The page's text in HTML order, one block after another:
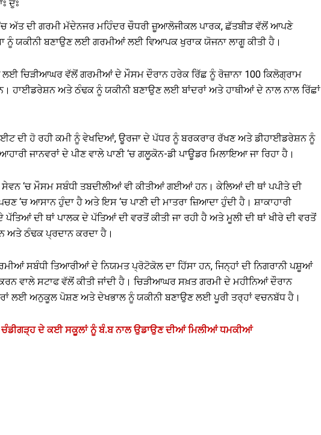
ਦੁਃ
ਅੱਤ ਦੀ ਗਰਮੀ ਮੱਦੇਨਜਰ ਮਹਿੰਦਰ ਚੌਧਰੀ ਜ਼ੂਆਲੋਜੀਕਲ ਪਾਰਕ, ਛੱਤਬੀੜ ਵੱਲੋਂ ਆਪਣੇ
ਨੂੰ ਯਕੀਨੀ ਬਣਾਉਣ ਲਈ ਗਰਮੀਆਂ ਲਈ ਵਿਆਪਕ ਖੁਰਾਕ ਯੋਜਨਾ ਲਾਗੂ ਕੀਤੀ ਹੈ।
ਲਈ ਚਿੜੀਆਘਰ ਵੱਲੋਂ ਗਰਮੀਆਂ ਦੇ ਮੌਸਮ ਦੌਰਾਨ ਹਰੇਕ ਰਿੱਛ ਨੂੰ ਰੋਜ਼ਾਨਾ 100 ਕਿਲੋਗ੍ਰਾਮ
ਹਾਈਡਰੇਸ਼ਨ ਅਤੇ ਠੰਢਕ ਨੂੰ ਯਕੀਨੀ ਬਣਾਉਣ ਲਈ ਬਾਂਦਰਾਂ ਅਤੇ ਹਾਥੀਆਂ ਦੇ ਨਾਲ ਨਾਲ ਰਿੱਛਾਂ
ਦੀ ਹੋ ਰਹੀ ਕਮੀ ਨੂੰ ਵੇਖਦਿਆਂ, ਊਰਜਾ ਦੇ ਪੱਧਰ ਨੂੰ ਬਰਕਰਾਰ ਰੱਖਣ ਅਤੇ ਡੀਹਾਈਡਰੇਸ਼ਨ ਨੂੰ
ਜਾਨਵਰਾਂ ਦੇ ਪੀਣ ਵਾਲੇ ਪਾਣੀ ‘ਚ ਗਲੂਕੋਨ-ਡੀ ਪਾਊਡਰ ਮਿਲਾਇਆ ਜਾ ਰਿਹਾ ਹੈ।
‘ਚ ਮੌਸਮ ਸਬੰਧੀ ਤਬਦੀਲੀਆਂ ਵੀ ਕੀਤੀਆਂ ਗਈਆਂ ਹਨ। ਕੇਲਿਆਂ ਦੀ ਥਾਂ ਪਪੀਤੇ ਦੀ
‘ਚ ਆਸਾਨ ਹੁੰਦਾ ਹੈ ਅਤੇ ਇਸ ‘ਚ ਪਾਣੀ ਦੀ ਮਾਤਰਾ ਜ਼ਿਆਦਾ ਹੁੰਦੀ ਹੈ। ਸ਼ਾਕਾਹਾਰੀ
ਦੀ ਥਾਂ ਪਾਲਕ ਦੇ ਪੱਤਿਆਂ ਦੀ ਵਰਤੋਂ ਕੀਤੀ ਜਾ ਰਹੀ ਹੈ ਅਤੇ ਮੂਲੀ ਦੀ ਥਾਂ ਖੀਰੇ ਦੀ ਵਰਤੋਂ
ਅਤੇ ਠੰਢਕ ਪ੍ਰਦਾਨ ਕਰਦਾ ਹੈ।
ਸਬੰਧੀ ਤਿਆਰੀਆਂ ਦੇ ਨਿਯਮਤ ਪ੍ਰੋਟੋਕੋਲ ਦਾ ਹਿੱਸਾ ਹਨ, ਜਿਨ੍ਹਾਂ ਦੀ ਨਿਗਰਾਨੀ ਪਸ਼ੂਆਂ
ਵਾਲੇ ਸਟਾਫ ਵੱਲੋਂ ਕੀਤੀ ਜਾਂਦੀ ਹੈ। ਚਿੜੀਆਘਰ ਸਖ਼ਤ ਗਰਮੀ ਦੇ ਮਹੀਨਿਆਂ ਦੌਰਾਨ
ਲਈ ਅਨੁਕੂਲ ਪੋਸ਼ਣ ਅਤੇ ਦੇਖਭਾਲ ਨੂੰ ਯਕੀਨੀ ਬਣਾਉਣ ਲਈ ਪੂਰੀ ਤਰ੍ਹਾਂ ਵਚਨਬੱਧ ਹੈ।
ਚੰਡੀਗੜ੍ਹ ਦੇ ਕਈ ਸਕੂਲਾਂ ਨੂੰ ਬੰ.ਬ ਨਾਲ ਉਡਾਉਣ ਦੀਆਂ ਮਿਲੀਆਂ ਧਮਕੀਆਂ